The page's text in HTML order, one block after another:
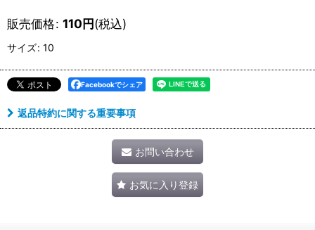
販売価格: 110円(税込)
サイズ: 10
Facebookでシェア
返品特約に関する重要事項
お問い合わせ
お気に入り登録